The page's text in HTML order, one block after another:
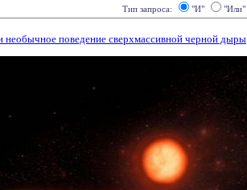
Тип запроса: "И" "Или"
необычное поведение сверхмассивной черной дыры